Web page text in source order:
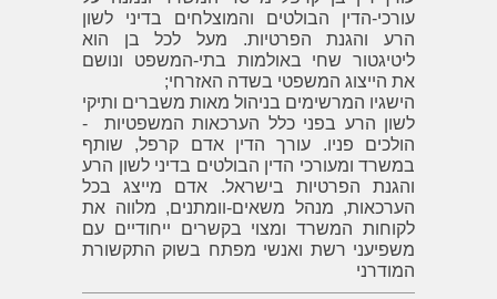
עורכי-הדין הבולטים והמוצלחים בדיני לשון
הרע והגנת הפרטיות. מעל לכל בן הוא
ליטיגטור שחי באולמות בתי-המשפט ונושם
את הייצוג המשפטי בשדה האזרחי;
הישגיו המרשימים בניהול מאות משברים ותיקי
לשון הרע בפני כלל הערכאות המשפטיות -
הולכים פניו. עורך הדין אדם קרפל, שותף
במשרד ומעורכי הדין הבולטים בדיני לשון הרע
והגנת הפרטיות בישראל. אדם מייצג בכל
הערכאות, מנהל משאים-וומתנים, מלווה את
לקוחות המשרד ומצוי בקשרים ייחודיים עם
משפיעני רשת ואנשי מפתח בשוק התקשורת
המודרני